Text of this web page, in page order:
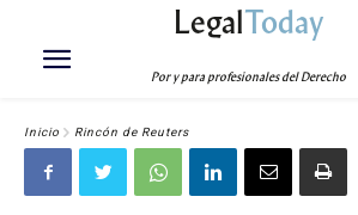
LegalToday
Por y para profesionales del Derecho
Inicio Rincón de Reuters